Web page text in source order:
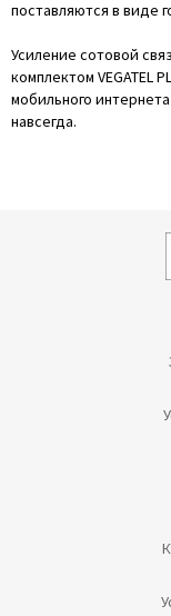
поставляются в виде
Усиление сотовой
комплектом VEGATEL
мобильного
навсегда.